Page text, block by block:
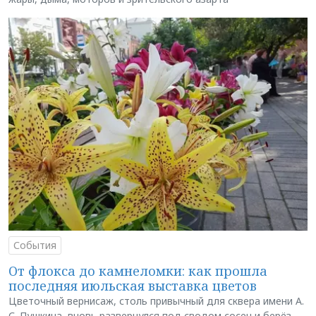
События
От флокса до камнеломки: как прошла
последняя июльская выставка цветов
Цветочный вернисаж, столь привычный для сквера имени А.